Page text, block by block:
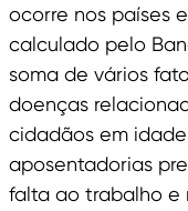
ocorre nos países
calculado pelo
soma de vários
doenças
cidadãos em
aposentadorias
falta ao trabalho e